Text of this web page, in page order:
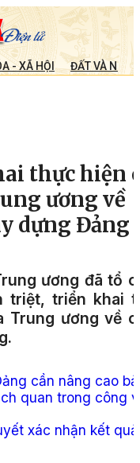
- XÃ HỘI ĐẤT VÀ
thực hiện
ương về
dựng Đảng
ương đã tổ
triệt, triển khai
Trung ương về
cần nâng cao
quan trong công
xác nhận kết